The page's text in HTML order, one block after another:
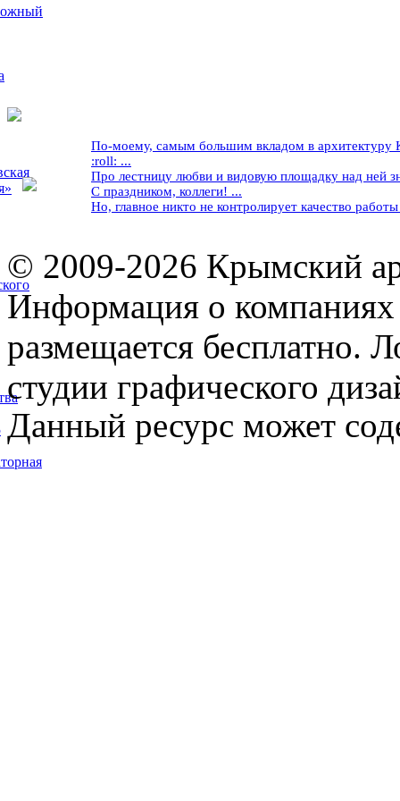
По-моему, самым большим вкладом в архитектуру
:roll: ...
Про лестницу любви и видовую площадку над ней
С праздником, коллеги! ...
Но, главное никто не контролирует качество
© 2009-2026 Крымский
Информация о компаниях
размещается бесплатно.
студии графического
Данный ресурс может